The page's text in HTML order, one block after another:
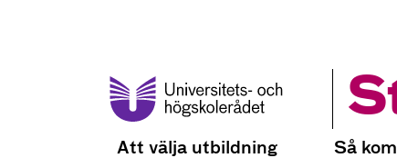
Att välja utbildning Så